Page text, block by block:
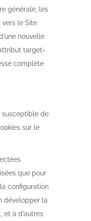
générale, les
vers le Site
nouvelle
target=
complète
susceptible de
sur le
que pour
configuration
développer la
et à d’autres